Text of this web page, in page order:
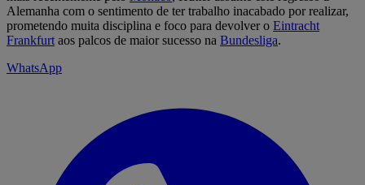
Alemanha com o sentimento de ter trabalho inacabado por realizar,
prometendo muita disciplina e foco para devolver o Eintracht
Frankfurt aos palcos de maior sucesso na Bundesliga.
WhatsApp